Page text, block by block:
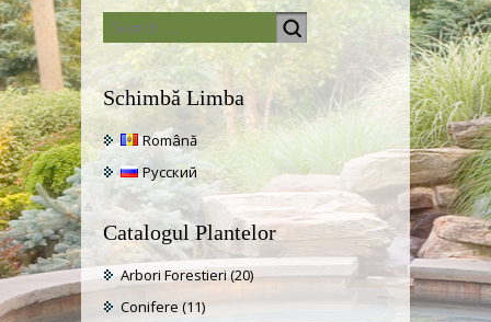
Schimbă Limba
Română
Русский
Catalogul Plantelor
Arbori Forestieri(20)
Conifere (11)